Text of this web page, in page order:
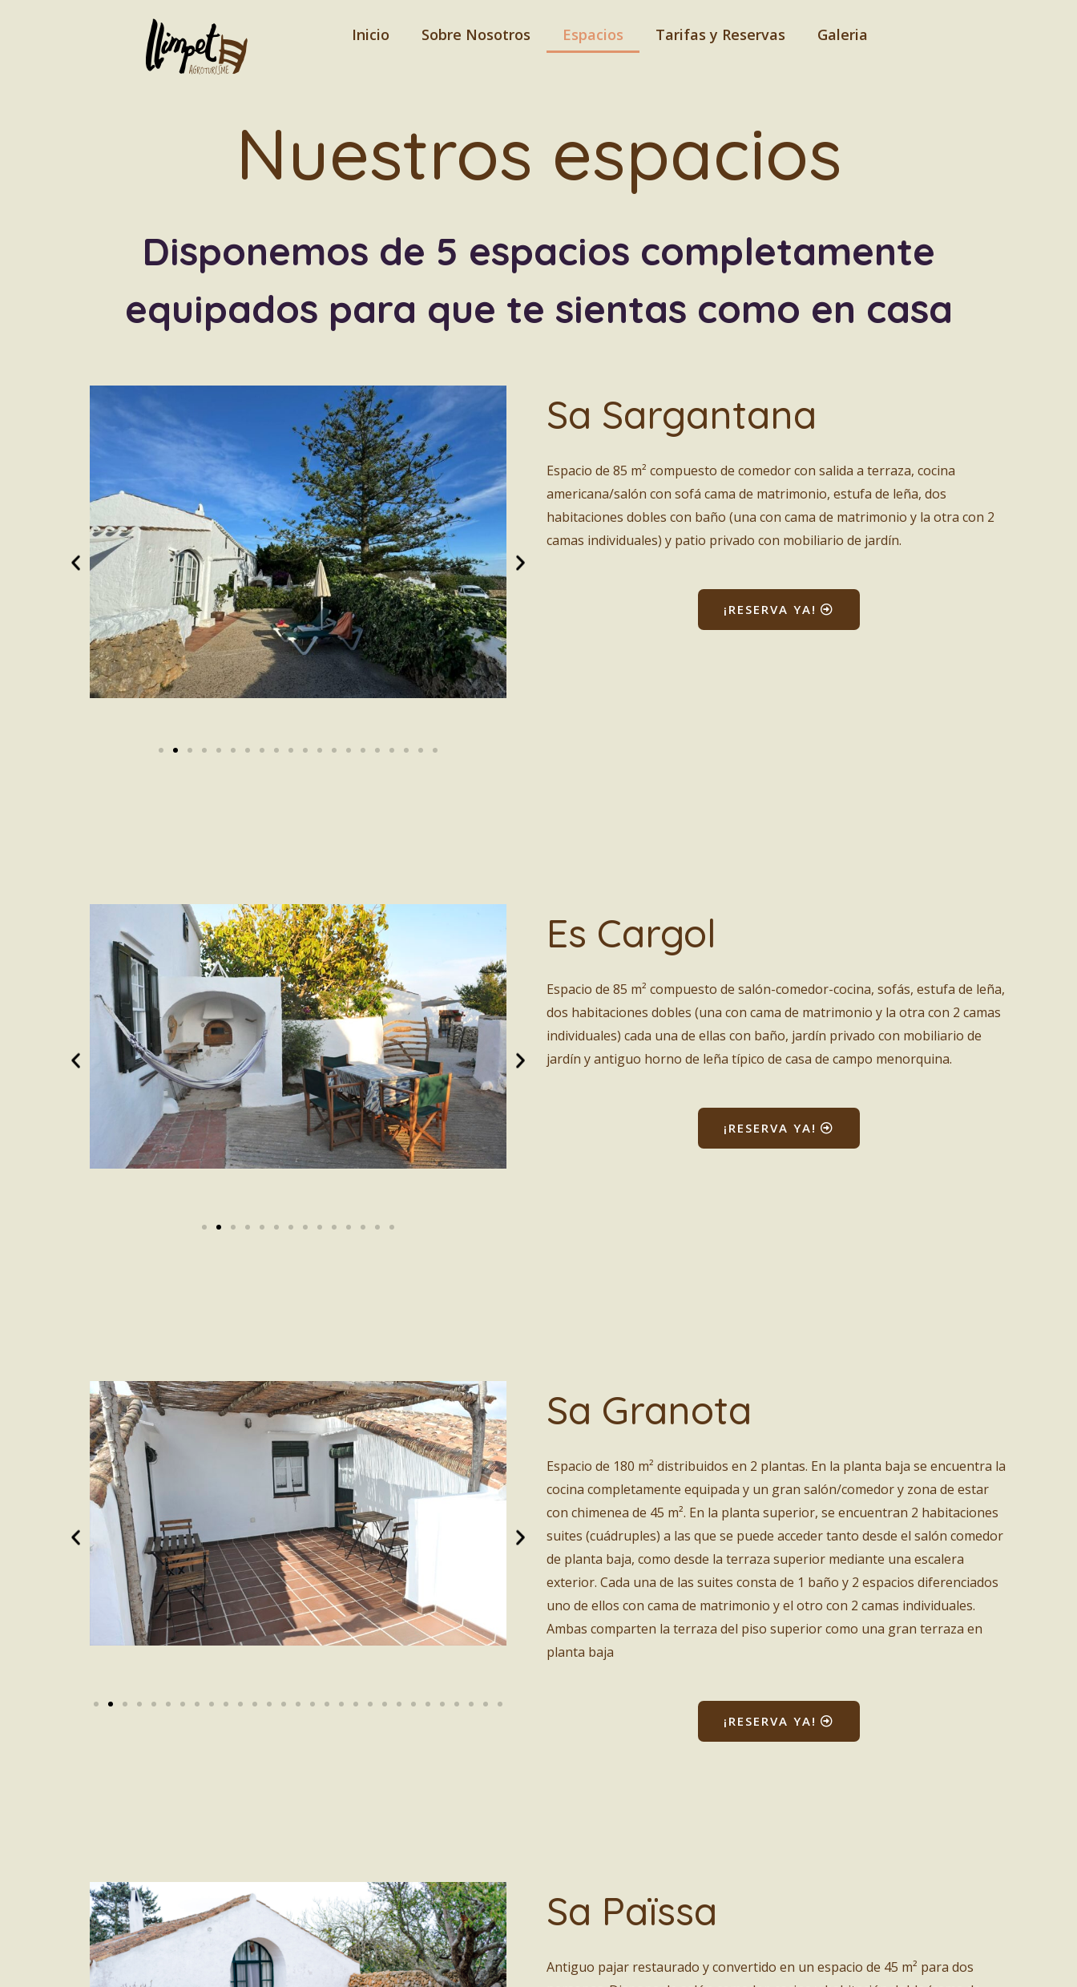
Inicio Sobre Nosotros Espacios Tarifas y Reservas Galeria
Nuestros espacios
Disponemos de 5 espacios completamente
equipados para que te sientas como en casa
Sa Sargantana
Espacio de 85 m² compuesto de comedor con salida a terraza, cocina
americana/salón con sofá cama de matrimonio, estufa de leña, dos
habitaciones dobles con baño (una con cama de matrimonio y la otra con 2
camas individuales) y patio privado con mobiliario de jardín.
¡RESERVA YA!
Es Cargol
Espacio de 85 m² compuesto de salón-comedor-cocina, sofás, estufa de leña,
dos habitaciones dobles (una con cama de matrimonio y la otra con 2 camas
individuales) cada una de ellas con baño, jardín privado con mobiliario de
jardín y antiguo horno de leña típico de casa de campo menorquina.
¡RESERVA YA!
Sa Granota
Espacio de 180 m² distribuidos en 2 plantas. En la planta baja se encuentra la
cocina completamente equipada y un gran salón/comedor y zona de estar
con chimenea de 45 m². En la planta superior, se encuentran 2 habitaciones
suites (cuádruples) a las que se puede acceder tanto desde el salón comedor
de planta baja, como desde la terraza superior mediante una escalera
exterior. Cada una de las suites consta de 1 baño y 2 espacios diferenciados
uno de ellos con cama de matrimonio y el otro con 2 camas individuales.
Ambas comparten la terraza del piso superior como una gran terraza en
planta baja
¡RESERVA YA!
Sa Païssa
Antiguo pajar restaurado y convertido en un espacio de 45 m² para dos